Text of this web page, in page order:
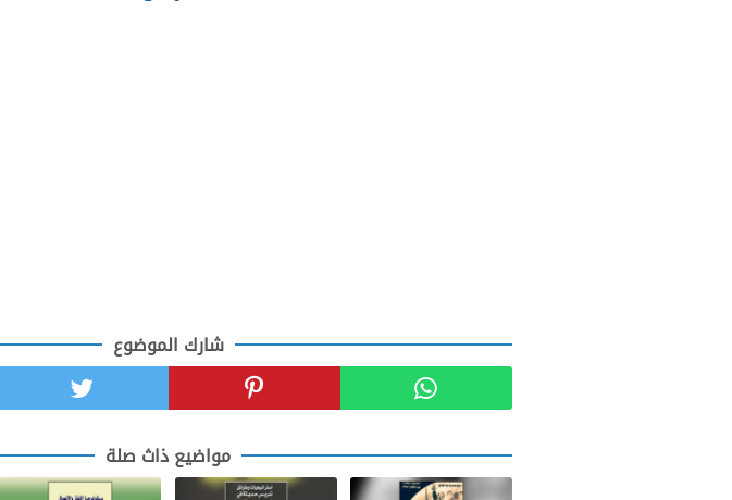
شارك الموضوع
مواضيع ذاث صلة